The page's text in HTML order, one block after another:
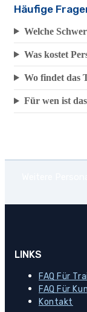
Häufige
Welche
Was kostet
Wo findet das
Für wen ist
LINKS
FAQ Für
FAQ Für
Kontakt